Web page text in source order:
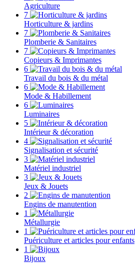
Agriculture
7
Horticulture & jardins
7
Plomberie & Sanitaires
7
Copieurs & Imprimantes
6
Travail du bois & du métal
6
Mode & Habillement
6
Luminaires
5
Intérieur & décoration
4
Signalisation et sécurité
3
Matériel industriel
3
Jeux & Jouets
2
Engins de manutention
1
Métallurgie
1
Puériculture et articles pour enfants
1
Bijoux